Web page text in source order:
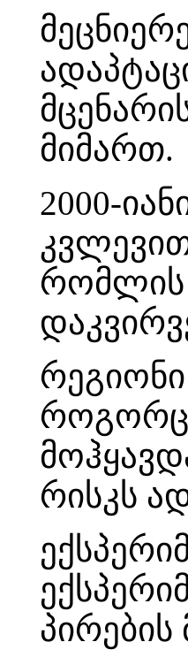
მიმართ.
2000-
რომლის
როგორც
რისკს
პირების